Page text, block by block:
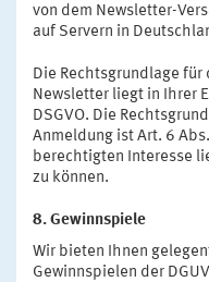
von dem Newsletter-
auf Servern in
Die Rechtsgrundlage
Newsletter liegt in Ihrer
DSGVO. Die
Anmeldung ist Art. 6
berechtigten Interesse
zu können.
8. Gewinnspiele
Wir bieten Ihnen
Gewinnspielen der